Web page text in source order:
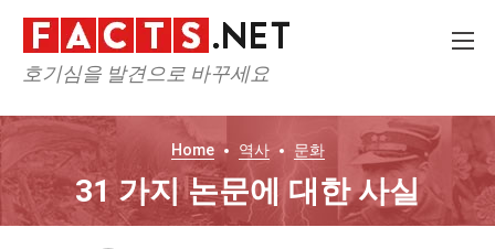
호기심을 발견으로 바꾸세요
Home 역사 문화
31 가지 논문에 대한 사실